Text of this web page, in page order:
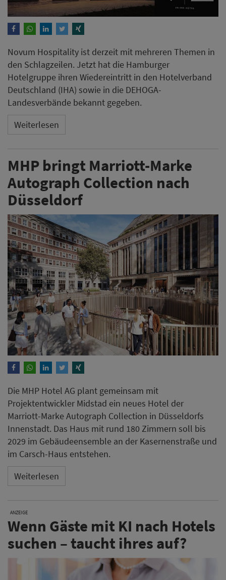
Novum Hospitality ist derzeit mit mehreren Themen in
den Schlagzeilen. Jetzt hat die Hamburger
Hotelgruppe ihren Wiedereintritt in den Hotelverband
Deutschland (IHA) sowie in die DEHOGA-
Landesverbände bekannt gegeben.
Weiterlesen
MHP bringt Marriott-Marke
Autograph Collection nach
Düsseldorf
Die MHP Hotel AG plant gemeinsam mit
Projektentwickler Midstad ein neues Hotel der
Marriott-Marke Autograph Collection in Düsseldorfs
Innenstadt. Das Haus mit rund 180 Zimmern soll bis
2029 im Gebäudeensemble an der Kasernenstraße und
im Carsch-Haus entstehen.
Weiterlesen
ANZEIGE
Wenn Gäste mit KI nach Hotels
suchen – taucht ihres auf?